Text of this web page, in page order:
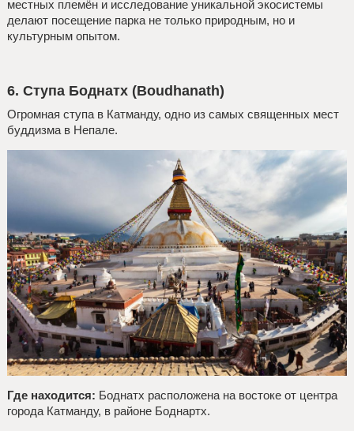
местных племён и исследование уникальной экосистемы
делают посещение парка не только природным, но и
культурным опытом.
6. Cтупа Боднатх (Boudhanath)
Огромная ступа в Катманду, одно из самых священных мест
буддизма в Непале.
Где находится: Боднатх расположена на востоке от центра
города Катманду, в районе Боднартх.